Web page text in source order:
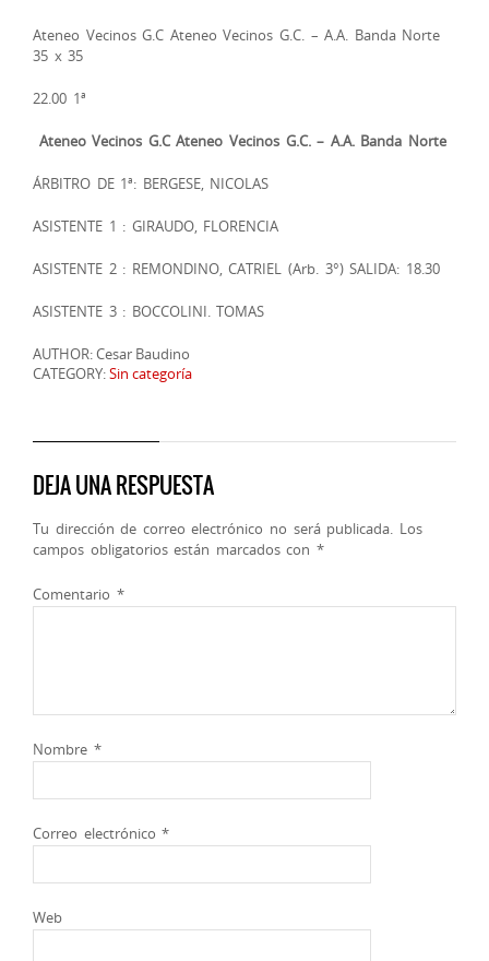
Ateneo Vecinos G.C Ateneo Vecinos G.C. – A.A. Banda Norte
35 x 35
22.00 1ª
Ateneo Vecinos G.C Ateneo Vecinos G.C. – A.A. Banda Norte
ÁRBITRO DE 1ª: BERGESE, NICOLAS
ASISTENTE 1 : GIRAUDO, FLORENCIA
ASISTENTE 2 : REMONDINO, CATRIEL (Arb. 3°) SALIDA: 18.30
ASISTENTE 3 : BOCCOLINI. TOMAS
AUTHOR: Cesar Baudino
CATEGORY:Sin categoría
DEJA UNA RESPUESTA
Tu dirección de correo electrónico no será publicada. Los
campos obligatorios están marcados con *
Comentario *
Nombre *
Correo electrónico*
Web